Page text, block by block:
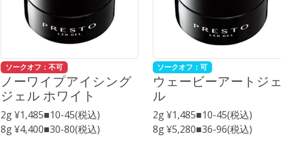
ソークオフ：不可
ノーワイプアイシング
ジェル ホワイト
2g ¥1,485■10-45(税込)
8g ¥4,400■30-80(税込)
ソークオフ：可
ウェービーアートジェ
ル
2g ¥1,485■10-45(税込)
8g ¥5,280■36-96(税込)